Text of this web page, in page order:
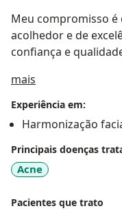
Meu compromisso
acolhedor e de
confiança e
mais
Experiência em:
Harmonização
Principais doenças
Acne
Pacientes que trato